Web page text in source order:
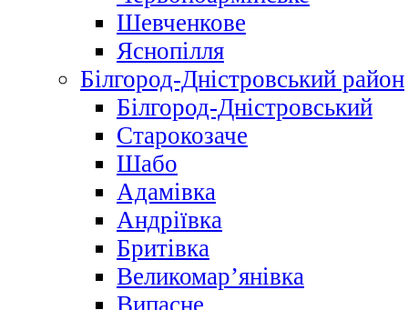
Шевченкове
Яснопілля
Білгород-Дністровський район
Білгород-Дністровський
Старокозаче
Шабо
Адамівка
Андріївка
Бритівка
Великомар’янівка